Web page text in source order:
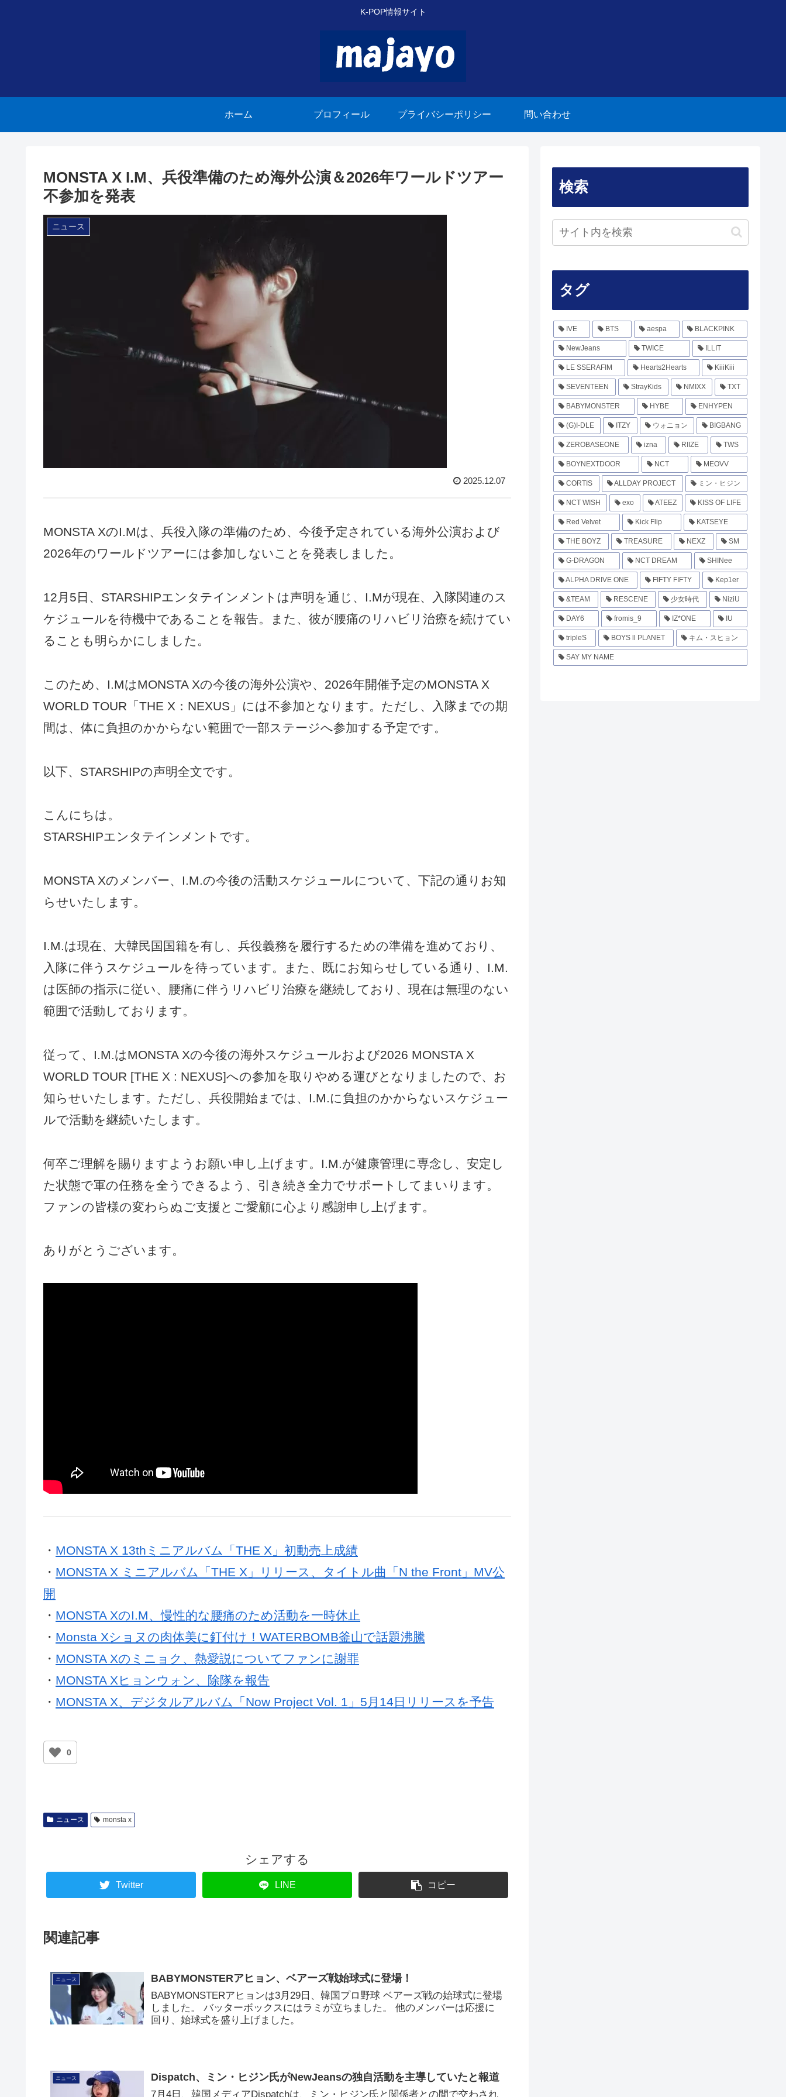
K-POP情報サイト
ホーム プロフィール プライバシーポリシー 問い合わせ
MONSTA X I.M、兵役準備のため海外公演＆2026年ワールドツアー
不参加を発表
ニュース
2025.12.07
MONSTA XのI.Mは、兵役入隊の準備のため、今後予定されている海外公演および
2026年のワールドツアーには参加しないことを発表しました。
12月5日、STARSHIPエンタテインメントは声明を通じ、I.Mが現在、入隊関連のス
ケジュールを待機中であることを報告。また、彼が腰痛のリハビリ治療を続けてい
ることも明らかにしました。
このため、I.MはMONSTA Xの今後の海外公演や、2026年開催予定のMONSTA X
WORLD TOUR「THE X：NEXUS」には不参加となります。ただし、入隊までの期
間は、体に負担のかからない範囲で一部ステージへ参加する予定です。
以下、STARSHIPの声明全文です。
こんにちは。
STARSHIPエンタテインメントです。
MONSTA Xのメンバー、I.M.の今後の活動スケジュールについて、下記の通りお知
らせいたします。
I.M.は現在、大韓民国国籍を有し、兵役義務を履行するための準備を進めており、
入隊に伴うスケジュールを待っています。また、既にお知らせしている通り、I.M.
は医師の指示に従い、腰痛に伴うリハビリ治療を継続しており、現在は無理のない
範囲で活動しております。
従って、I.M.はMONSTA Xの今後の海外スケジュールおよび2026 MONSTA X
WORLD TOUR [THE X : NEXUS]への参加を取りやめる運びとなりましたので、お
知らせいたします。ただし、兵役開始までは、I.M.に負担のかからないスケジュー
ルで活動を継続いたします。
何卒ご理解を賜りますようお願い申し上げます。I.M.が健康管理に専念し、安定し
た状態で軍の任務を全うできるよう、引き続き全力でサポートしてまいります。
ファンの皆様の変わらぬご支援とご愛顧に心より感謝申し上げます。
ありがとうございます。
・ MONSTA X 13thミニアルバム「THE X」初動売上成績
・ MONSTA X ミニアルバム「THE X」リリース、タイトル曲「N the Front」MV公
開
・ MONSTA XのI.M、慢性的な腰痛のため活動を一時休止
・ Monsta Xショヌの肉体美に釘付け！WATERBOMB釜山で話題沸騰
・ MONSTA Xのミニョク、熱愛説についてファンに謝罪
・ MONSTA Xヒョンウォン、除隊を報告
・ MONSTA X、デジタルアルバム「Now Project Vol. 1」5月14日リリースを予告
0
ニュース monsta x
シェアする
Twitter LINE コピー
関連記事
ニュース BABYMONSTERアヒョン、ベアーズ戦始球式に登場！
BABYMONSTERアヒョンは3月29日、韓国プロ野球 ベアーズ戦の始球式に登場
しました。 バッターボックスにはラミが立ちました。 他のメンバーは応援に
回り、始球式を盛り上げました。
ニュース Dispatch、ミン・ヒジン氏がNewJeansの独自活動を主導していたと報道
7月4日、韓国メディアDispatchは、ミン・ヒジン氏と関係者との間で交わされ
検索
タグ
IVE BTS aespa BLACKPINK
NewJeans TWICE ILLIT
LE SSERAFIM Hearts2Hearts KiiiKiii
SEVENTEEN StrayKids NMIXX TXT
BABYMONSTER HYBE ENHYPEN
(G)I-DLE ITZY ウォニョン BIGBANG
ZEROBASEONE izna RIIZE TWS
BOYNEXTDOOR NCT MEOVV
CORTIS ALLDAY PROJECT ミン・ヒジン
NCT WISH exo ATEEZ KISS OF LIFE
Red Velvet Kick Flip KATSEYE
THE BOYZ TREASURE NEXZ SM
G-DRAGON NCT DREAM SHINee
ALPHA DRIVE ONE FIFTY FIFTY Kep1er
&TEAM RESCENE 少女時代 NiziU
DAY6 fromis_9 IZ*ONE IU
tripleS BOYS ll PLANET キム・スヒョン
SAY MY NAME